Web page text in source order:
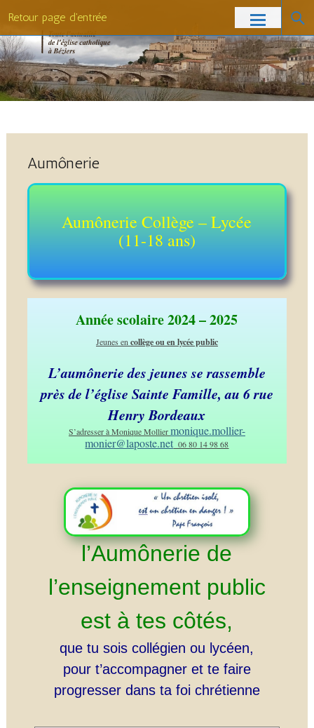
Retour page d'entrée
Aumônerie
Aumônerie Collège – Lycée
(11-18 ans)
Année scolaire 2024 – 2025
Jeunes encollège ou en lycée public
L’aumônerie des jeunes se rassemble
près de l’église Sainte Famille, au 6 rue
Henry Bordeaux
S’adresser à Monique Molliermonique.mollier-
monier@laposte.net 06 80 14 98 68
l’Aumônerie de
l’enseignement public
est à tes côtés,
que tu sois collégien ou lycéen,
pour t’accompagner et te faire
progresser dans ta foi chrétienne